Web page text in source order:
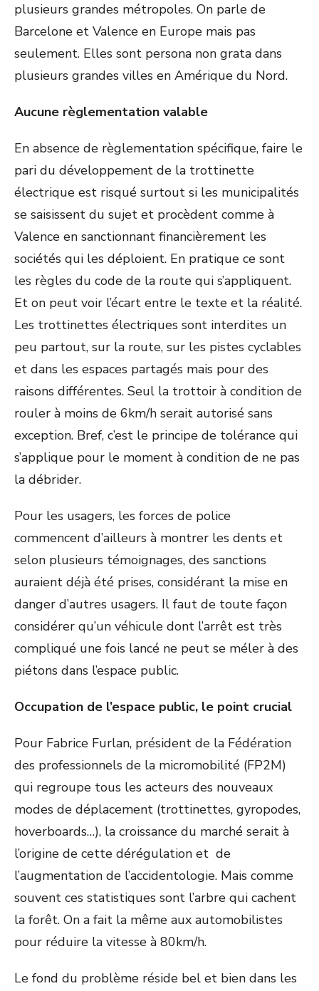
plusieurs grandes métropoles. On parle de
Barcelone et Valence en Europe mais pas
seulement. Elles sont persona non grata dans
plusieurs grandes villes en Amérique du Nord.
Aucune règlementation valable
En absence de règlementation spécifique, faire le
pari du développement de la trottinette
électrique est risqué surtout si les municipalités
se saisissent du sujet et procèdent comme à
Valence en sanctionnant financièrement les
sociétés qui les déploient. En pratique ce sont
les règles du code de la route qui s’appliquent.
Et on peut voir l’écart entre le texte et la réalité.
Les trottinettes électriques sont interdites un
peu partout, sur la route, sur les pistes cyclables
et dans les espaces partagés mais pour des
raisons différentes. Seul la trottoir à condition de
rouler à moins de 6km/h serait autorisé sans
exception. Bref, c’est le principe de tolérance qui
s’applique pour le moment à condition de ne pas
la débrider.
Pour les usagers, les forces de police
commencent d’ailleurs à montrer les dents et
selon plusieurs témoignages, des sanctions
auraient déjà été prises, considérant la mise en
danger d’autres usagers. Il faut de toute façon
considérer qu’un véhicule dont l’arrêt est très
compliqué une fois lancé ne peut se méler à des
piétons dans l’espace public.
Occupation de l’espace public, le point crucial
Pour Fabrice Furlan, président de la Fédération
des professionnels de la micromobilité (FP2M)
qui regroupe tous les acteurs des nouveaux
modes de déplacement (trottinettes, gyropodes,
hoverboards…), la croissance du marché serait à
l’origine de cette dérégulation et de
l’augmentation de l’accidentologie. Mais comme
souvent ces statistiques sont l’arbre qui cachent
la forêt. On a fait la même aux automobilistes
pour réduire la vitesse à 80km/h.
Le fond du problème réside bel et bien dans les